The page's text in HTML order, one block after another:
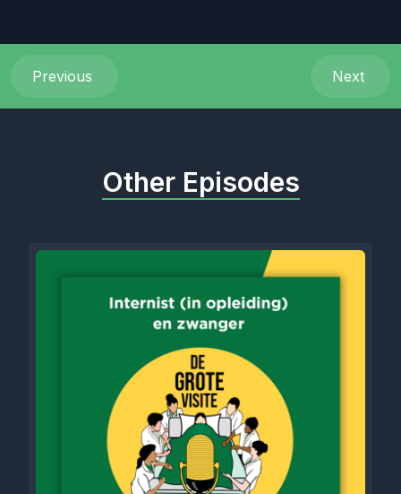
Previous Next
Other Episodes